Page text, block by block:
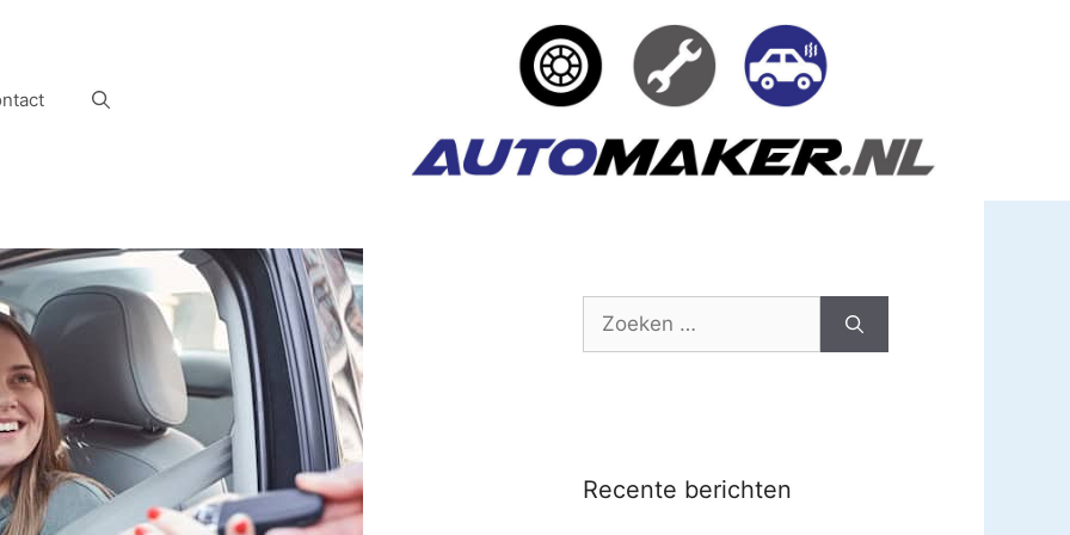
Zoek
Recente berichten